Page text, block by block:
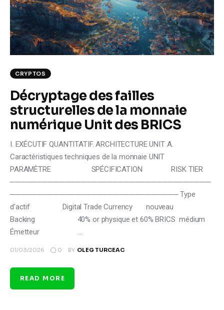
Climate
Markets
Tech
Shop
CRYPTOS
Décryptage des failles
structurelles de la monnaie
numérique Unit des BRICS
I. EXÉCUTIF QUANTITATIF. ARCHITECTURE UNIT A.
Caractéristiques techniques de la monnaie UNIT
PARAMÈTRE SPÉCIFICATION RISK TIER
─────────────────────────────────────
─────────────────────────────── Type
d'actif Digital Trade Currency nouveau
Backing 40% or physique et 60% BRICS médium
Émetteur …
01/03/2026 0 BY OLEG TURCEAC
READ MORE